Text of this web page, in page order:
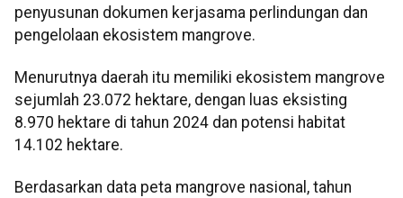
penyusunan dokumen kerjasama perlindungan dan
pengelolaan ekosistem mangrove.
Menurutnya daerah itu memiliki ekosistem mangrove
sejumlah 23.072 hektare, dengan luas eksisting
8.970 hektare di tahun 2024 dan potensi habitat
14.102 hektare.
Berdasarkan data peta mangrove nasional, tahun